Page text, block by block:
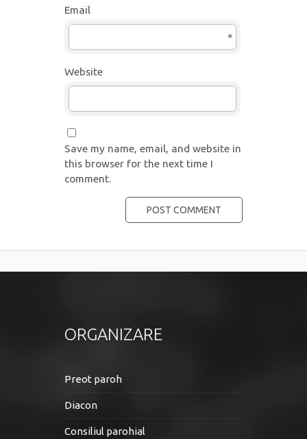
Email
*
Website
Save my name, email, and website in
this browser for the next time I
comment.
ORGANIZARE
Preot paroh
Diacon
Consiliul parohial